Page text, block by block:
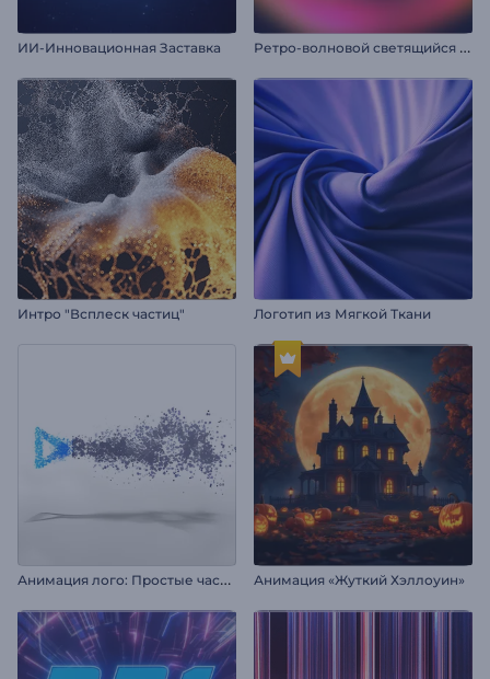
ИИ-Инновационная Заставка Р
етро-волновoй светящийся логотип
Интро "Всплеск частиц" Логотип из Мягкой Ткани
А
нимация лого: Простые частицы Анимация «Жуткий Хэллоуин»